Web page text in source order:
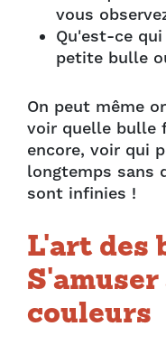
vous
Qu'est-ce
petite bulle
On peut même
voir quelle bulle
encore, voir qui
longtemps sans
sont infinies !
L'art des
S'amuser
couleurs